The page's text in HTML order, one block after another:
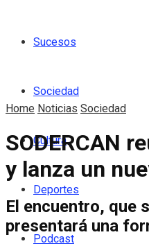
Sucesos
Sociedad
Cultura
Deportes
Podcast
Home Noticias Sociedad
SODERCAN
y lanza un
El encuentro, que
presentará una